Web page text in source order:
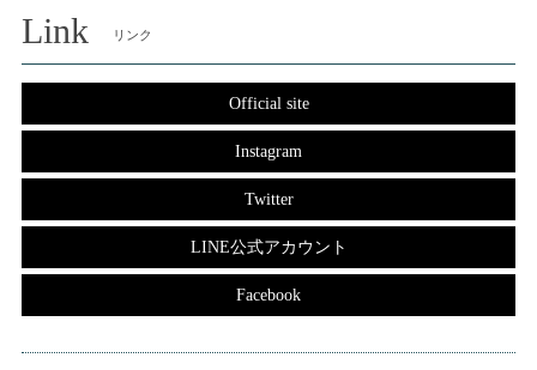
Link リンク
Official site
Instagram
Twitter
LINE公式アカウント
Facebook